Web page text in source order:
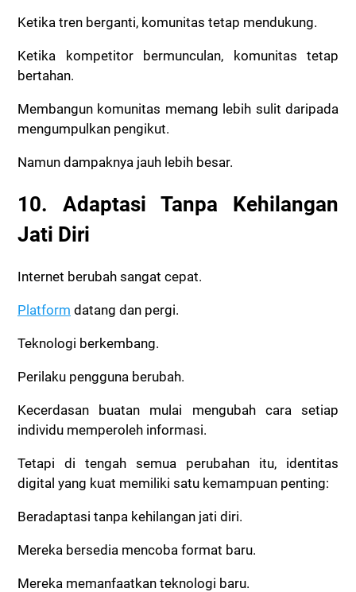
Ketika tren berganti, komunitas tetap mendukung.
Ketika kompetitor bermunculan, komunitas tetap
bertahan.
Membangun komunitas memang lebih sulit daripada
mengumpulkan pengikut.
Namun dampaknya jauh lebih besar.
10. Adaptasi Tanpa Kehilangan
Jati Diri
Internet berubah sangat cepat.
Platform datang dan pergi.
Teknologi berkembang.
Perilaku pengguna berubah.
Kecerdasan buatan mulai mengubah cara setiap
individu memperoleh informasi.
Tetapi di tengah semua perubahan itu, identitas
digital yang kuat memiliki satu kemampuan penting:
Beradaptasi tanpa kehilangan jati diri.
Mereka bersedia mencoba format baru.
Mereka memanfaatkan teknologi baru.